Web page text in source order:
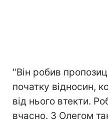
"Він робив
початку відносин,
від нього втекти.
вчасно. З Олегом